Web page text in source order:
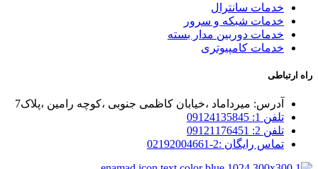
خدمات سانترال
خدمات شبکه و سرور
خدمات دوربین مدار بسته
خدمات کامپیوتری
راه ارتباطی
آدرس: میرداماد ،خیابان کاظمی جنوبی ،کوچه رامین ،پلاک7
تلفن 1: 09124135845
تلفن 2: 09121176451
تماس رایگان :2-02192004661